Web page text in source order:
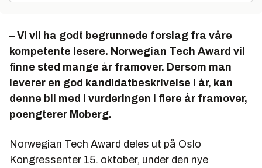
– Vi vil ha godt begrunnede forslag fra våre
kompetente lesere. Norwegian Tech Award vil
finne sted mange år framover. Dersom man
leverer en god kandidatbeskrivelse i år, kan
denne bli med i vurderingen i flere år framover,
poengterer Moberg.
Norwegian Tech Award deles ut på Oslo
Kongressenter 15. oktober, under den nye